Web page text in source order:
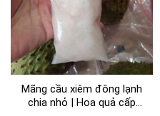
Mãng cầu xiêm đông lạnh
chia nhỏ | Hoa quả cấp